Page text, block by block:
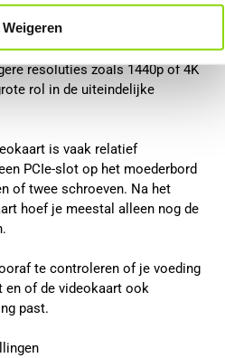
Weigeren
videokaart installeert, kan dit
en betere grafische
resoluties zoals 1440p of 4K
rol in de uiteindelijke
is vaak relatief
PCIe-slot op het moederbord
of twee schroeven. Na het
hoef je meestal alleen nog de
te controleren of je voeding
en of de videokaart ook
past.